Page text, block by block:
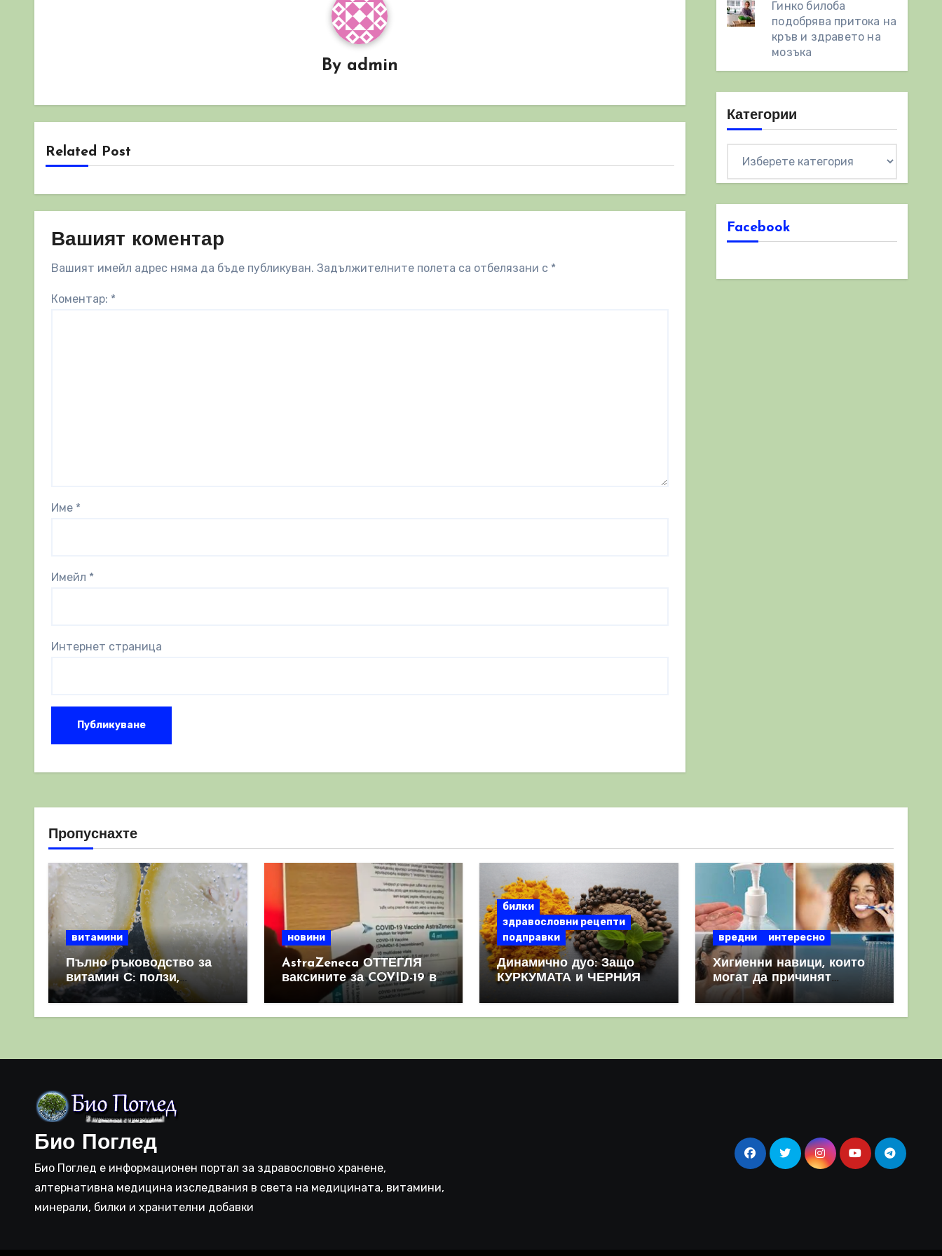
By admin
Related Post
Вашият коментар
Вашият имейл адрес няма да бъде публикуван. Задължителните полета са отбелязани с *
Коментар: *
Име *
Имейл *
Интернет страница
Гинко билоба
подобрява притока на
кръв и здравето на
мозъка
Категории
Facebook
Пропуснахте
витамини
Пълно ръководство за
витамин С: ползи,
източници и защо е
важен за имунната
новини
AstraZeneca ОТТЕГЛЯ
ваксините за COVID-19 в
световен мащаб, след
като призна, че те
билки
здравословни рецепти
подправки
Динамично дуо: Защо
КУРКУМАТА и ЧЕРНИЯ
комбинация
вредни интересно
Хигиенни навици, които
могат да причинят
повече вреда, отколкото
полза
Био Поглед
Био Поглед е информационен портал за здравословно хранене,
алтернативна медицина изследвания в света на медицината, витамини,
минерали, билки и хранителни добавки